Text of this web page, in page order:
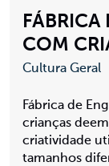
COM
Cultura Geral
Fábrica de
crianças
criatividade
tamanhos